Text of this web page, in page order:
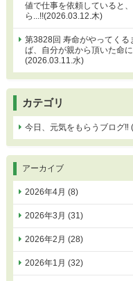
値で仕事を依頼していると
ら...!!(2026.03.12.木)
第3828回 寿命がやってくる
ば、自分が親から頂いた命
(2026.03.11.水)
カテゴリ
今日、元気をもらうブログ‼
アーカイブ
2026年4月 (8)
2026年3月 (31)
2026年2月 (28)
2026年1月 (32)